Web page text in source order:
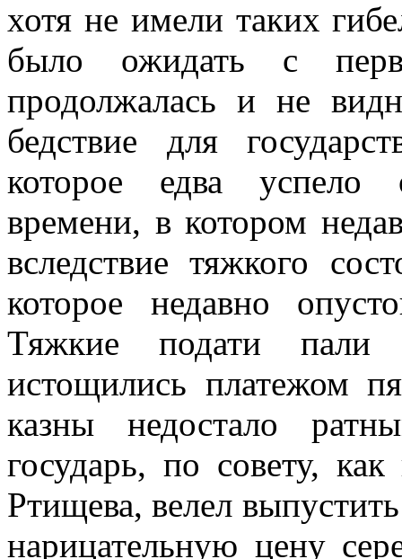
хотя не имели таких
было ожидать с
продолжалась и не
бедствие для
которое едва успело
времени, в котором
вследствие тяжкого
которое недавно
Тяжкие подати
истощились платежом
казны недостало
государь, по совету,
Ртищева, велел
нарицательную цену